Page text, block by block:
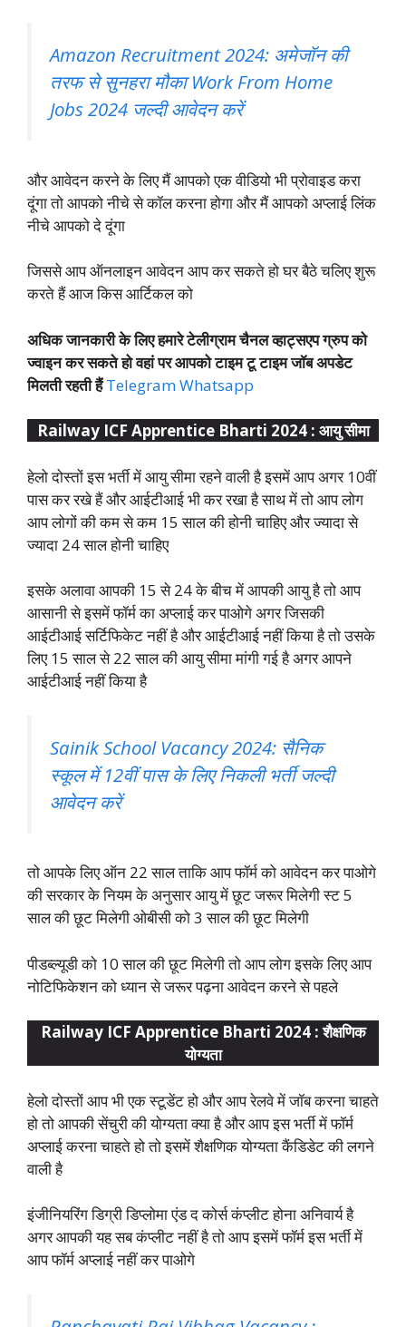
Amazon Recruitment 2024: अमेजॉन की
तरफ से सुनहरा मौका Work From Home
Jobs 2024 जल्दी आवेदन करें
और आवेदन करने के लिए मैं आपको एक वीडियो भी प्रोवाइड करा
दूंगा तो आपको नीचे से कॉल करना होगा और मैं आपको अप्लाई लिंक
नीचे आपको दे दूंगा
जिससे आप ऑनलाइन आवेदन आप कर सकते हो घर बैठे चलिए शुरू
करते हैं आज किस आर्टिकल को
अधिक जानकारी के लिए हमारे टेलीग्राम चैनल व्हाट्सएप ग्रुप को
ज्वाइन कर सकते हो वहां पर आपको टाइम टू टाइम जॉब अपडेट
मिलती रहती हैंTelegram Whatsapp
Railway ICF Apprentice Bharti 2024 : आयु सीमा
हेलो दोस्तों इस भर्ती में आयु सीमा रहने वाली है इसमें आप अगर 10वीं
पास कर रखे हैं और आईटीआई भी कर रखा है साथ में तो आप लोग
आप लोगों की कम से कम 15 साल की होनी चाहिए और ज्यादा से
ज्यादा 24 साल होनी चाहिए
इसके अलावा आपकी 15 से 24 के बीच में आपकी आयु है तो आप
आसानी से इसमें फॉर्म का अप्लाई कर पाओगे अगर जिसकी
आईटीआई सर्टिफिकेट नहीं है और आईटीआई नहीं किया है तो उसके
लिए 15 साल से 22 साल की आयु सीमा मांगी गई है अगर आपने
आईटीआई नहीं किया है
Sainik School Vacancy 2024: सैनिक
स्कूल में 12वीं पास के लिए निकली भर्ती जल्दी
आवेदन करें
तो आपके लिए ऑन 22 साल ताकि आप फॉर्म को आवेदन कर पाओगे
की सरकार के नियम के अनुसार आयु में छूट जरूर मिलेगी स्ट 5
साल की छूट मिलेगी ओबीसी को 3 साल की छूट मिलेगी
पीडब्ल्यूडी को 10 साल की छूट मिलेगी तो आप लोग इसके लिए आप
नोटिफिकेशन को ध्यान से जरूर पढ़ना आवेदन करने से पहले
Railway ICF Apprentice Bharti 2024 : शैक्षणिक
योग्यता
हेलो दोस्तों आप भी एक स्टूडेंट हो और आप रेलवे में जॉब करना चाहते
हो तो आपकी सेंचुरी की योग्यता क्या है और आप इस भर्ती में फॉर्म
अप्लाई करना चाहते हो तो इसमें शैक्षणिक योग्यता कैंडिडेट की लगने
वाली है
इंजीनियरिंग डिग्री डिप्लोमा एंड द कोर्स कंप्लीट होना अनिवार्य है
अगर आपकी यह सब कंप्लीट नहीं है तो आप इसमें फॉर्म इस भर्ती में
आप फॉर्म अप्लाई नहीं कर पाओगे